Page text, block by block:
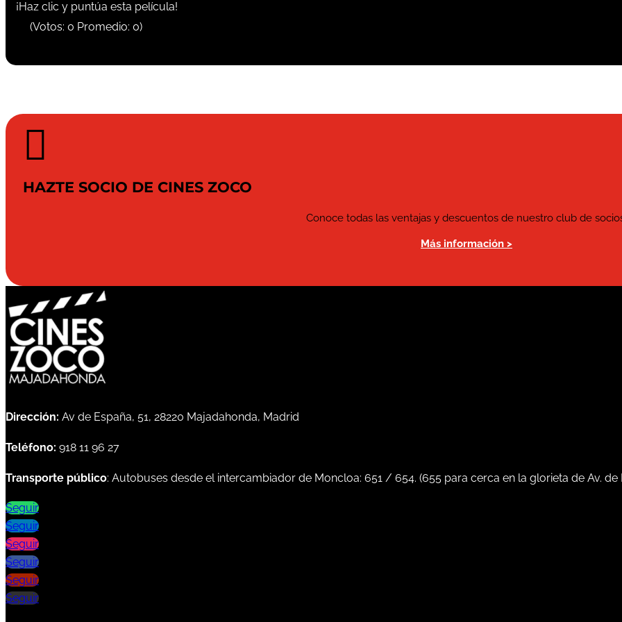
¡Haz clic y puntúa esta película!
(Votos: 0 Promedio: 0)

HAZTE SOCIO DE CINES ZOCO
Conoce todas las ventajas y descuentos de nuestro club de
Más información >
Dirección: Av de España, 51, 28220 Majadahonda, Madrid
Teléfono: 918 11 96 27
Transporte público: Autobuses desde el intercambiador de Moncloa: 651 / 654. (655 para cerca en la glorieta de Av. de
Seguir
Seguir
Seguir
Seguir
Seguir
Seguir